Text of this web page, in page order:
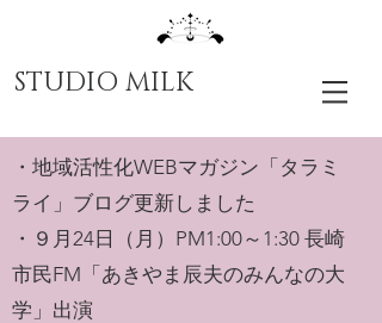
STUDIO MILK
・地域活性化WEBマガジン「タラミ
ライ」ブログ更新しました
・９月24日（月）PM1:00～1:30 長崎
市民FM「あきやま辰夫のみんなの大
学」出演